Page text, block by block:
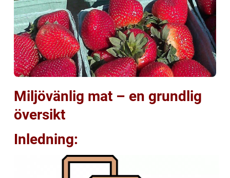
Miljövänlig mat – en grundlig
översikt
Inledning: